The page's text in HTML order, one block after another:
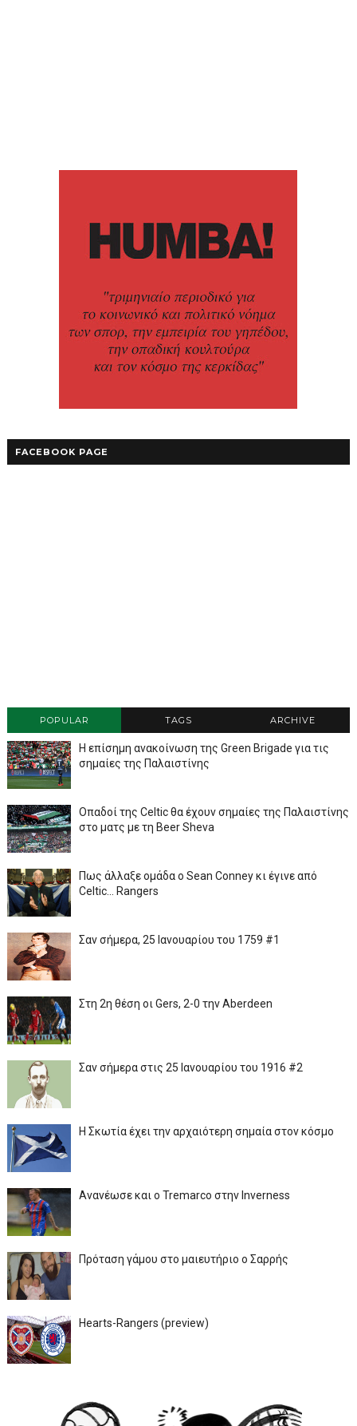
FACEBOOK PAGE
POPULAR TAGS ARCHIVE
Η επίσημη ανακοίνωση της Green Brigade για τις
σημαίες της Παλαιστίνης
Οπαδοί της Celtic θα έχουν σημαίες της Παλαιστίνης
στο ματς με τη Beer Sheva
Πως άλλαξε ομάδα ο Sean Conney κι έγινε από
Celtic... Rangers
Σαν σήμερα, 25 Ιανουαρίου του 1759 #1
Στη 2η θέση οι Gers, 2-0 την Aberdeen
Σαν σήμερα στις 25 Ιανουαρίου του 1916 #2
Η Σκωτία έχει την αρχαιότερη σημαία στον κόσμο
Ανανέωσε και ο Tremarco στην Inverness
Πρόταση γάμου στο μαιευτήριο ο Σαρρής
Hearts-Rangers (preview)